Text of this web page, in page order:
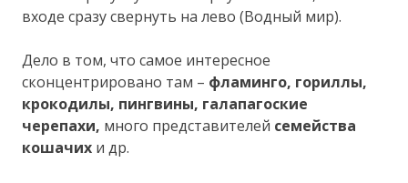
входе сразу свернуть на лево (Водный мир).
Дело в том, что самое интересное
сконцентрировано там – фламинго, гориллы,
крокодилы, пингвины, галапагоские
черепахи, много представителей семейства
кошачих и др.